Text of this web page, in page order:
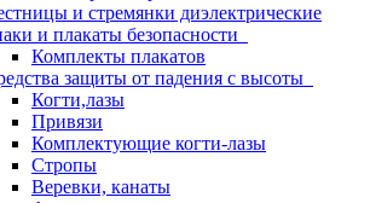
и стремянки диэлектрические
и плакаты безопасности
Комплекты плакатов
защиты от падения с высоты
Когти,лазы
Привязи
Комплектующие когти-лазы
Стропы
Веревки, канаты